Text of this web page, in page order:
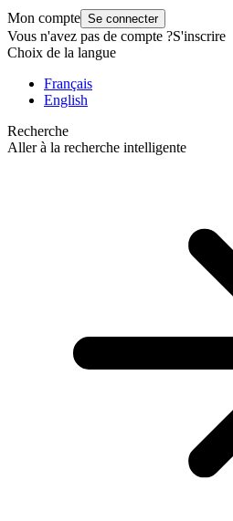
Mon compte Se connecter
Vous n'avez pas de compte ?S'inscrire
Choix de la langue
Français
English
Recherche
Aller à la recherche intelligente